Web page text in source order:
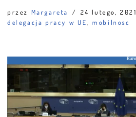
przez Margareta
24 lutego, 2021
delegacja pracy w UE ,mobilnosc